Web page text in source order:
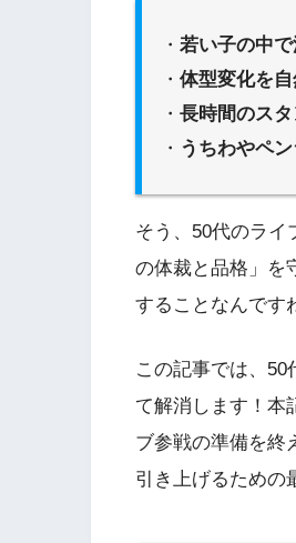
・若い子の中
・体型変化を
・長時間のス
・ うちわやペ
そう、50代のライ
の体裁と品格」を
することなんです
この記事では、
て解消します！本
ブ参戦の準備を終
引き上げるための